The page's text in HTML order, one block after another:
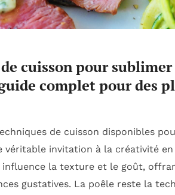
cuisson pour
complet pour des
de cuisson disponibles
véritable invitation à la créativité en
influence la texture et le goût,
gustatives. La poêle reste la